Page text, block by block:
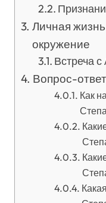
Личная
окружение
Встреча
Вопрос-
Как